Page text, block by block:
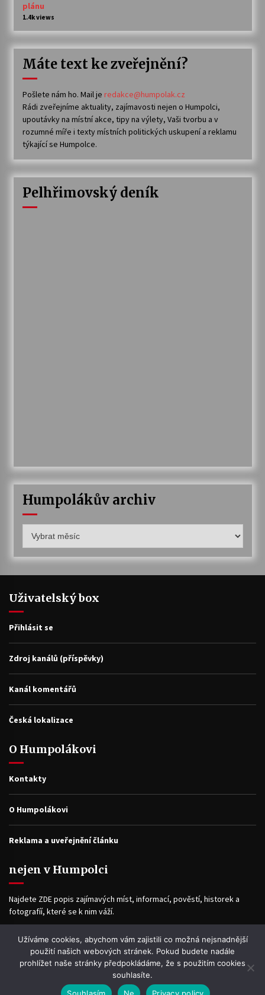
plánu
1.4k views
Máte text ke zveřejnění?
Pošlete nám ho. Mail je redakce@humpolak.cz
Rádi zveřejníme aktuality, zajímavosti nejen o Humpolci,
upoutávky na místní akce, tipy na výlety, Vaši tvorbu a v
rozumné míře i texty místních politických uskupení a reklamu
týkající se Humpolce.
Pelhřimovský deník
Humpolákův archiv
archiv
Uživatelský box
Přihlásit se
Zdroj kanálů (příspěvky)
Kanál komentářů
Česká lokalizace
O Humpolákovi
Kontakty
O Humpolákovi
Reklama a uveřejnění článku
nejen v Humpolci
Najdete ZDE popis zajímavých míst, informací, pověstí, historek a
fotografíí, které se k nim váží.
Facebook
Užíváme cookies, abychom vám zajistili co možná nejsnadnější
použití našich webových stránek. Pokud budete nadále
prohlížet naše stránky předpokládáme, že s použitím cookies
souhlasíte.
Souhlasím
Ne Privacy policy